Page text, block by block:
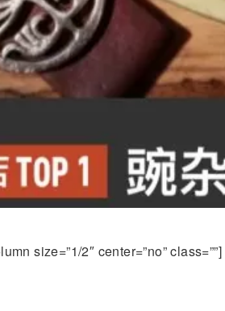
size=”1/2″ center=”no” class=””]